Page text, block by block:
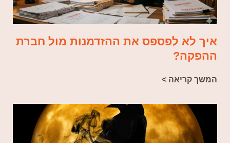
איך לא לפספס את ההזדמנות מול חברת
ההפקה?
המשך קריאה >